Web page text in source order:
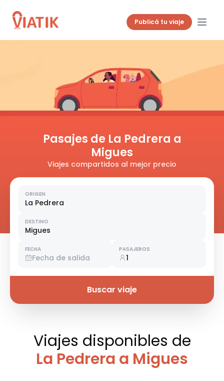
Publicá tu viaje
Pasajes de La Pedrera a
Migues
Viajes compartidos al mejor precio
ORIGEN
La Pedrera
DESTINO
Migues
FECHA
Fecha de salida
PASAJEROS
1
Buscar viaje
Viajes disponibles de
La Pedrera a Migues